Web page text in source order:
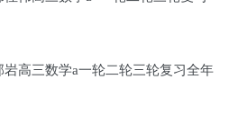
岩高三数学a一轮二轮三轮复习全年